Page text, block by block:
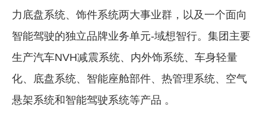
力底盘系统、饰件系统两大事业群，以及一个面向
智能驾驶的独立品牌业务单元-域想智行。集团主要
生产汽车NVH减震系统、内外饰系统、车身轻量
化、底盘系统、智能座舱部件、热管理系统、空气
悬架系统和智能驾驶系统等产品 。